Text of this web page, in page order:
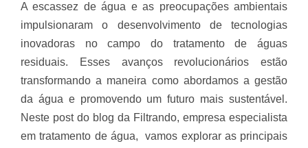
A escassez de água e as preocupações ambientais
impulsionaram o desenvolvimento de tecnologias
inovadoras no campo do tratamento de águas
residuais. Esses avanços revolucionários estão
transformando a maneira como abordamos a gestão
da água e promovendo um futuro mais sustentável.
Neste post do blog da Filtrando, empresa especialista
em tratamento de água, vamos explorar as principais